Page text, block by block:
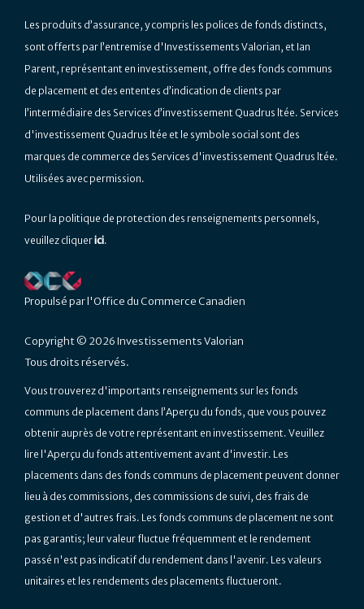
Les produits d’assurance, y compris les polices de fonds distincts,
sont offerts par l’entremise d'Investissements Valorian, et Ian
Parent, représentant en investissement, offre des fonds communs
de placement et des ententes d’indication de clients par
l’intermédiaire des Services d’investissement Quadrus ltée. Services
d'investissement Quadrus ltée et le symbole social sont des
marques de commerce des Services d'investissement Quadrus ltée.
Utilisées avec permission.
Pour la politique de protection des renseignements personnels,
veuillez cliquerici.
Propulsé par l'Office du Commerce Canadien
Copyright © 2026 Investissements Valorian
Tous droits réservés.
Vous trouverez d'importants renseignements sur les fonds
communs de placement dans l’Aperçu du fonds, que vous pouvez
obtenir auprès de votre représentant en investissement. Veuillez
lire l'Aperçu du fonds attentivement avant d'investir. Les
placements dans des fonds communs de placement peuvent donner
lieu à des commissions, des commissions de suivi, des frais de
gestion et d'autres frais. Les fonds communs de placement ne sont
pas garantis; leur valeur fluctue fréquemment et le rendement
passé n'est pas indicatif du rendement dans l'avenir. Les valeurs
unitaires et les rendements des placements fluctueront.